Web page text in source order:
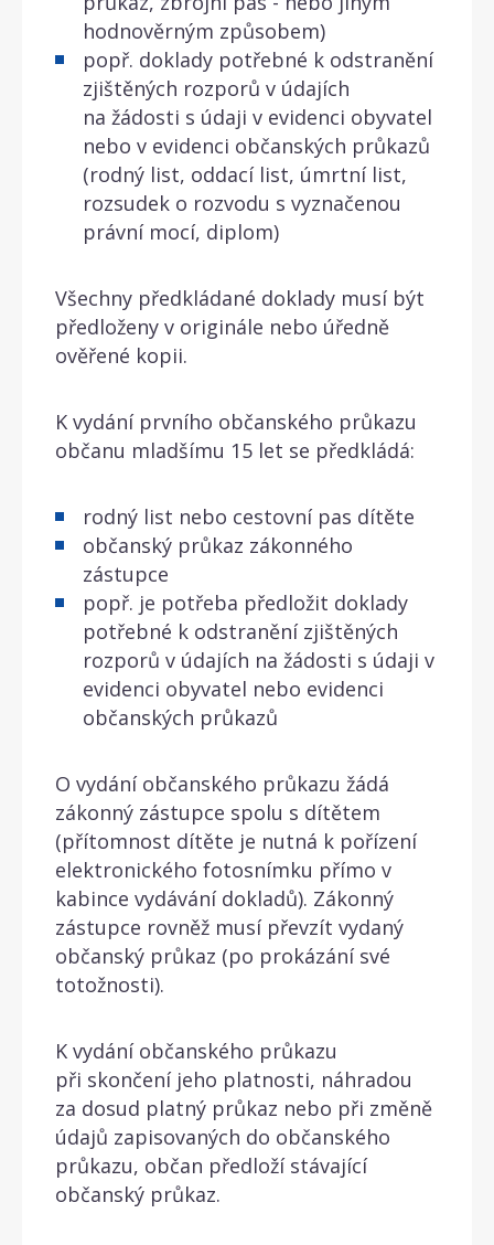
hodnověrným způsobem)
popř. doklady potřebné k odstranění
zjištěných rozporů v údajích
na žádosti s údaji v evidenci obyvatel
nebo v evidenci občanských průkazů
(rodný list, oddací list, úmrtní list,
rozsudek o rozvodu s vyznačenou
právní mocí, diplom)
Všechny předkládané doklady musí být
předloženy v originále nebo úředně
ověřené kopii.
K vydání prvního občanského průkazu
občanu mladšímu 15 let se předkládá:
rodný list nebo cestovní pas dítěte
občanský průkaz zákonného
zástupce
popř. je potřeba předložit doklady
potřebné k odstranění zjištěných
rozporů v údajích na žádosti s údaji v
evidenci obyvatel nebo evidenci
občanských průkazů
O vydání občanského průkazu žádá
zákonný zástupce spolu s dítětem
(přítomnost dítěte je nutná k pořízení
elektronického fotosnímku přímo v
kabince vydávání dokladů). Zákonný
zástupce rovněž musí převzít vydaný
občanský průkaz (po prokázání své
totožnosti).
K vydání občanského průkazu
při skončení jeho platnosti, náhradou
za dosud platný průkaz nebo při změně
údajů zapisovaných do občanského
průkazu, občan předloží stávající
občanský průkaz.